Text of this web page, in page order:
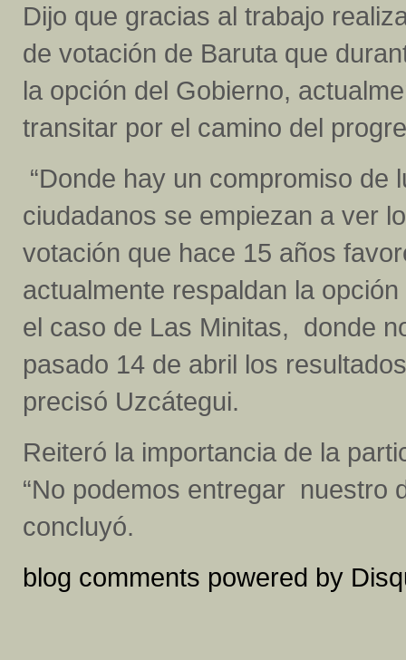
Dijo que gracias al trabajo
de votación de Baruta que
la opción del Gobierno,
transitar por el camino del
“Donde hay un compromiso de
ciudadanos se empiezan a ver
votación que hace 15 años
actualmente respaldan la
el caso de Las Minitas, donde
pasado 14 de abril los
precisó Uzcátegui.
Reiteró la importancia de la
“No podemos entregar nuestro
concluyó.
blog comments powered by